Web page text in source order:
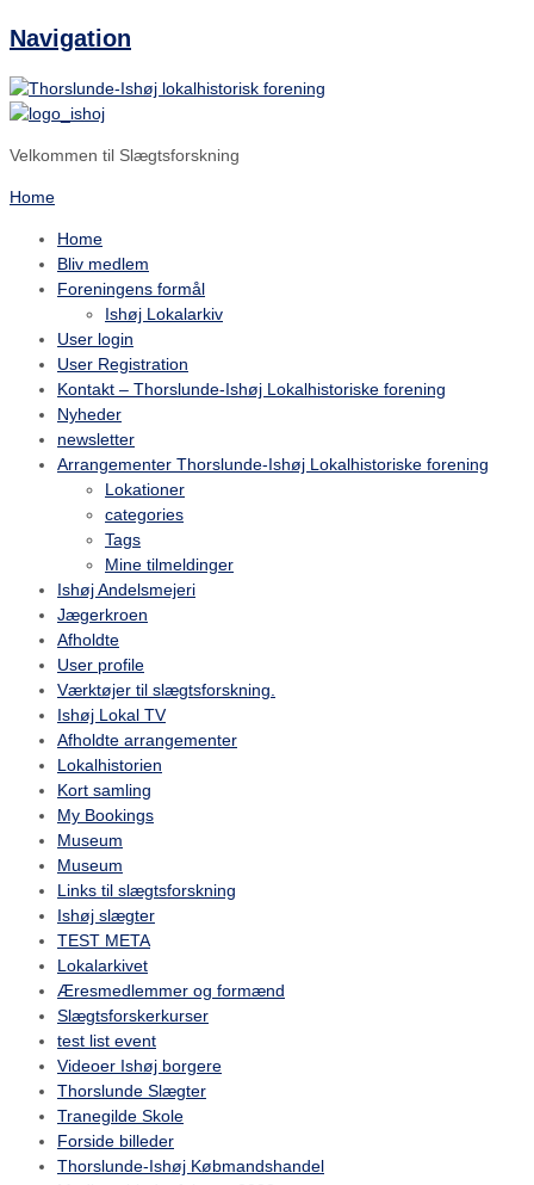
Navigation
Velkommen til Slægtsforskning
Home
Home
Bliv medlem
Foreningens formål
Ishøj Lokalarkiv
User login
User Registration
Kontakt – Thorslunde-Ishøj Lokalhistoriske forening
Nyheder
newsletter
Arrangementer Thorslunde-Ishøj Lokalhistoriske forening
Lokationer
categories
Tags
Mine tilmeldinger
Ishøj Andelsmejeri
Jægerkroen
Afholdte
User profile
Værktøjer til slægtsforskning.
Ishøj Lokal TV
Afholdte arrangementer
Lokalhistorien
Kort samling
My Bookings
Museum
Museum
Links til slægtsforskning
Ishøj slægter
TEST META
Lokalarkivet
Æresmedlemmer og formænd
Slægtsforskerkurser
test list event
Videoer Ishøj borgere
Thorslunde Slægter
Tranegilde Skole
Forside billeder
Thorslunde-Ishøj Købmandshandel